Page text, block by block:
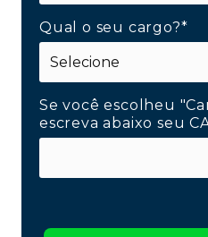
Qual o seu cargo?*
Se você escolheu
escreva abaixo seu